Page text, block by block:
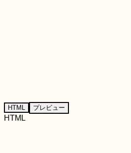
HTML プレビュー
HTML